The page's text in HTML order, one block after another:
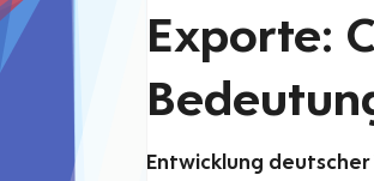
Exporte:
Entwicklung